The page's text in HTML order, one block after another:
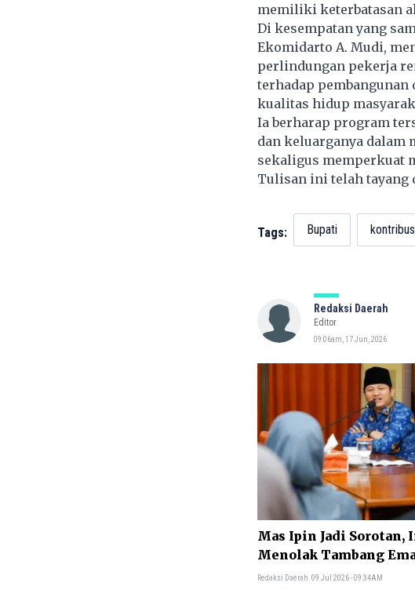
memiliki keterbatasan
Di kesempatan yang
Ekomidarto A. Mudi,
perlindungan pekerja
terhadap
kualitas hidup
Ia berharap program
dan keluarganya dalam
sekaligus memperkuat
Tulisan ini telah tayang
Tags: Bupati
Redaksi Daerah
Editor
09:06am, 17 Jun, 2026
Mas Ipin Jadi Sorotan,
Menolak Tambang
Redaksi Daerah 09 Jul 2026 - 09:34AM